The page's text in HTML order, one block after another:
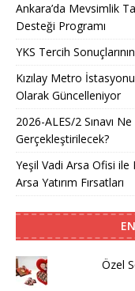
Ankara’da Mevsimlik
Desteği Programı
YKS Tercih
Kızılay Metro
Olarak Güncelleniyor
2026-ALES/2 Sınavı
Gerçekleştirilecek?
Yeşil Vadi Arsa Ofisi ile
Arsa Yatırım Fırsatları
Özel